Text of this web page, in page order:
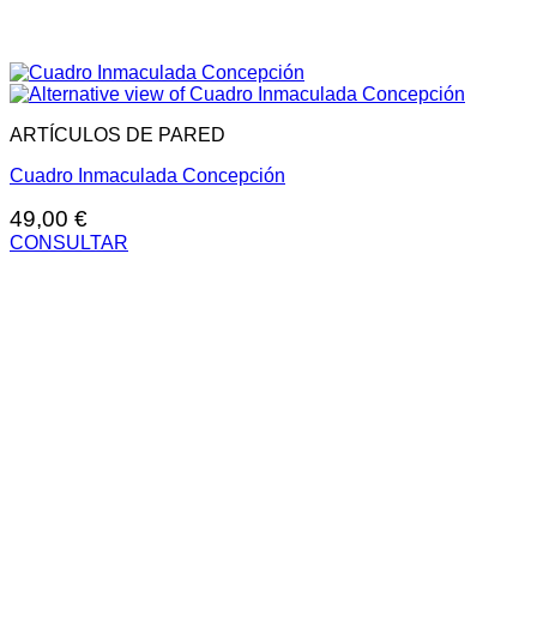
ARTÍCULOS DE PARED
Cuadro Inmaculada Concepción
49,00 €
CONSULTAR